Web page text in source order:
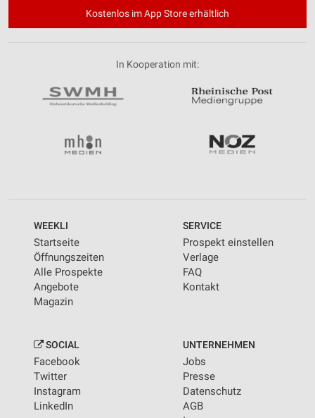
Kostenlos im App Store erhältlich
In Kooperation mit:
WEEKLI
Startseite
Öffnungszeiten
Alle Prospekte
Angebote
Magazin
SERVICE
Prospekt einstellen
Verlage
FAQ
Kontakt
SOCIAL
Facebook
Twitter
Instagram
LinkedIn
UNTERNEHMEN
Jobs
Presse
Datenschutz
AGB